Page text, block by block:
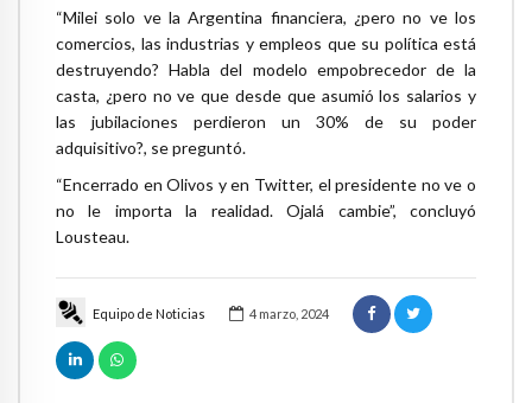
Equipo de Noticias 4 marzo, 2024
“Milei solo ve la Argentina financiera, ¿pero no ve los
comercios, las industrias y empleos que su política está
destruyendo? Habla del modelo empobrecedor de la
casta, ¿pero no ve que desde que asumió los salarios y
las jubilaciones perdieron un 30% de su poder
adquisitivo?, se preguntó.
“Encerrado en Olivos y en Twitter, el presidente no ve o
no le importa la realidad. Ojalá cambie”, concluyó
Lousteau.